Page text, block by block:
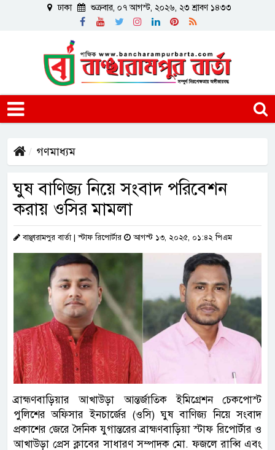
ঢাকা শুক্রবার, ০৭ আগস্ট, ২০২৬, ২৩ শ্রাবণ ১৪৩৩
গণমাধ্যম
ঘুষ বাণিজ্য নিয়ে সংবাদ পরিবেশন
করায় ওসির মামলা
বাঞ্ছারামপুর বার্তা | স্টাফ রিপোর্টার আগস্ট ১৩, ২০২৫, ০১:৪২ পিএম
ব্রাহ্মণবাড়িয়ার আখাউড়া আন্তর্জাতিক ইমিগ্রেশন চেকপোস্ট
পুলিশের অফিসার ইনচার্জের (ওসি) ঘুষ বাণিজ্য নিয়ে সংবাদ
প্রকাশের জেরে দৈনিক যুগান্তরের ব্রাহ্মণবাড়িয়া স্টাফ রিপোর্টার ও
আখাউড়া প্রেস ক্লাবের সাধারণ সম্পাদক মো. ফজলে রাব্বি এবং